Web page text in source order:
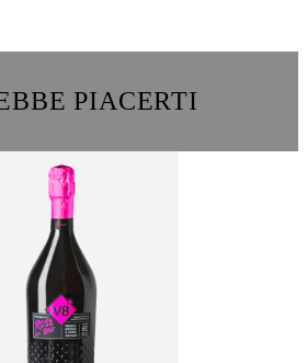
PIACERTI